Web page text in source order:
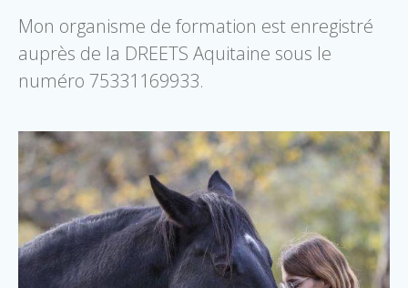
Mon organisme de formation est enregistré
auprès de la DREETS Aquitaine sous le
numéro 75331169933.